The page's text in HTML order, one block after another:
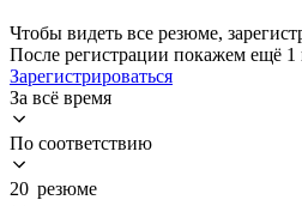
Чтобы видеть все резюме,
После регистрации покажем ещё 1
Зарегистрироваться
За всё время
По соответствию
20 резюме